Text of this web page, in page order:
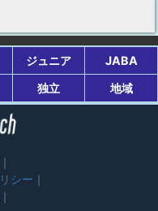
ジュニア
JABA
独立 地域
シー